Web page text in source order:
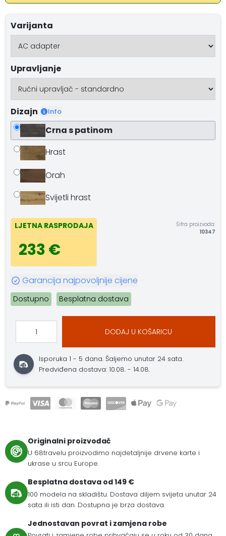
Varijanta
Upravljanje
Dizajn Info
Crna s patinom
Hrast
Orah
Svijetli hrast
LJETNA RASPRODAJA
233 €
Šifra proizvoda:
10347
Garancija najpovoljnije cijene
Dostupno Besplatna dostava
DODAJ U KOŠARICU
Isporuka 1 - 5 dana.Šaljemo unutar 24 sata.
Predviđena dostava: 10.08. - 14.08.
Originalni proizvođač
U 68travelu proizvodimo najdetaljnije drvene karte i
ukrase u srcu Europe.
Besplatna dostava od 149 €
100 modela na skladištu. Dostava diljem svijeta unutar 24
sata ili isti dan. Dostupna je brza dostava.
Jednostavan povrat i zamjena robe